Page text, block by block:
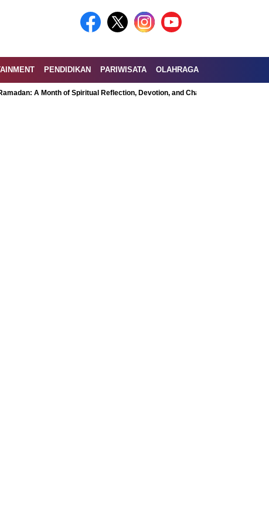
PENDIDIKAN PARIWISATA OLAHRAGA
Month of Spiritual Reflection, Devotion, and Charity